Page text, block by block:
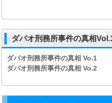
ダバオ刑務所事件の真相
ダバオ刑務所事件の真相Vo.1
ダバオ刑務所事件の真相Vo.2